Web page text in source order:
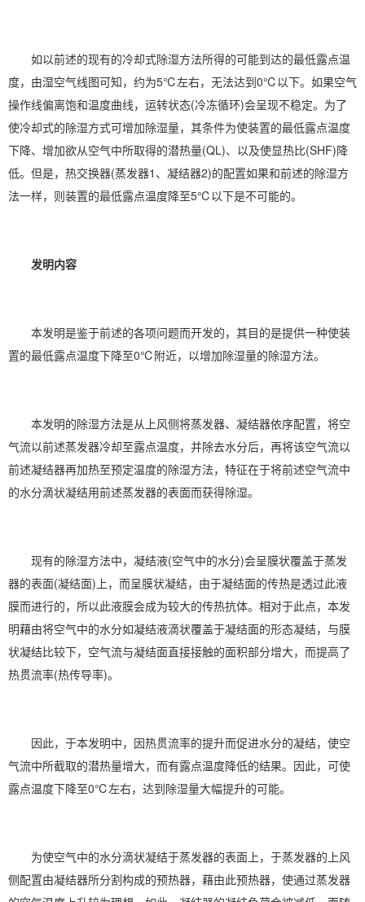
如以前述的现有的冷却式除湿方法所得的可能到达的最低露点温
度，由湿空气线图可知，约为5℃左右，无法达到0℃以下。如果空气
操作线偏离饱和温度曲线，运转状态(冷冻循环)会呈现不稳定。为了
使冷却式的除湿方式可增加除湿量，其条件为使装置的最低露点温度
下降、增加欲从空气中所取得的潜热量(QL)、以及使显热比(SHF)降
低。但是，热交换器(蒸发器1、凝结器2)的配置如果和前述的除湿方
法一样，则装置的最低露点温度降至5℃以下是不可能的。
发明内容
本发明是鉴于前述的各项问题而开发的，其目的是提供一种使装
置的最低露点温度下降至0℃附近，以增加除湿量的除湿方法。
本发明的除湿方法是从上风侧将蒸发器、凝结器依序配置，将空
气流以前述蒸发器冷却至露点温度，并除去水分后，再将该空气流以
前述凝结器再加热至预定温度的除湿方法，特征在于将前述空气流中
的水分滴状凝结用前述蒸发器的表面而获得除湿。
现有的除湿方法中，凝结液(空气中的水分)会呈膜状覆盖于蒸发
器的表面(凝结面)上，而呈膜状凝结，由于凝结面的传热是透过此液
膜而进行的，所以此液膜会成为较大的传热抗体。相对于此点，本发
明藉由将空气中的水分如凝结液滴状覆盖于凝结面的形态凝结，与膜
状凝结比较下，空气流与凝结面直接接触的面积部分增大，而提高了
热贯流率(热传导率)。
因此，于本发明中，因热贯流率的提升而促进水分的凝结，使空
气流中所截取的潜热量增大，而有露点温度降低的结果。因此，可使
露点温度下降至0℃左右，达到除湿量大幅提升的可能。
为使空气中的水分滴状凝结于蒸发器的表面上，于蒸发器的上风
侧配置由凝结器所分割构成的预热器，藉由此预热器，使通过蒸发器